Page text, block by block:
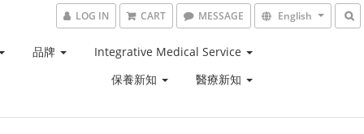
LOG IN CART MESSAGE English
品牌
Integrative Medical Service
保養新知
醫療新知